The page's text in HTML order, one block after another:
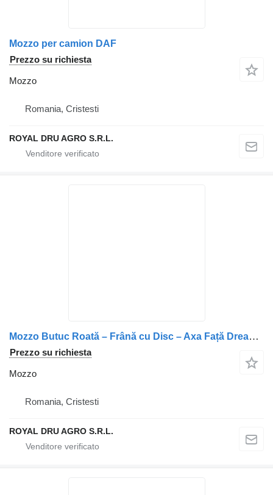
Mozzo per camion DAF
Prezzo su richiesta
Mozzo
Romania, Cristesti
ROYAL DRU AGRO S.R.L.
Mozzo Butuc Roată – Frână cu Disc – Axa Față Dreapta 1407382 / 1400163 per camion DAF Vehicule DAF
Prezzo su richiesta
Mozzo
Romania, Cristesti
ROYAL DRU AGRO S.R.L.